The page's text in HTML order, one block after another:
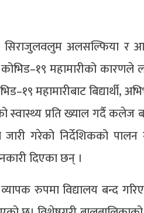
सिराजुलवलुम अलसल्फिया र
महामारीको
महामारीबाट बिद्यार्थी,
प्रति ख्याल गर्दै कलेज
गरेको निर्देशिकको
दिएका छन् ।
रुपमा विद्यालय बन्द